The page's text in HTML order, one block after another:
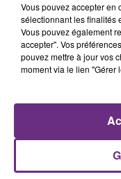
7 août 2026
LE MAGASIN
SES PORTES
C'était l'une des
TITRES
Vous pouvez accepter en
sélectionnant les finalités
Vous pouvez également
accepter". Vos
pouvez mettre à jour vos
moment via le lien "Gérer